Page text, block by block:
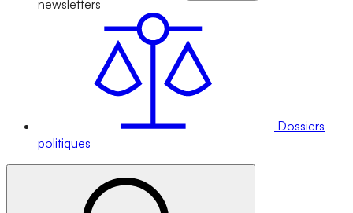
newsletters
Dossiers
politiques